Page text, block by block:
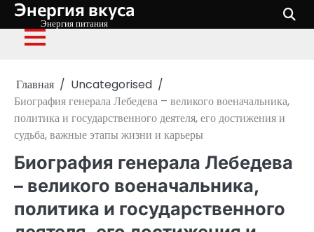
Перейти
содержимому
Энергия вкуса
Энергия питания
Главная
Uncategorised
Биография генерала Лебедева – великого военачальника,
политика и государственного деятеля, его достижения и
судьба, важные этапы жизни и карьеры
Биография генерала Лебедева
– великого военачальника,
политика и государственного